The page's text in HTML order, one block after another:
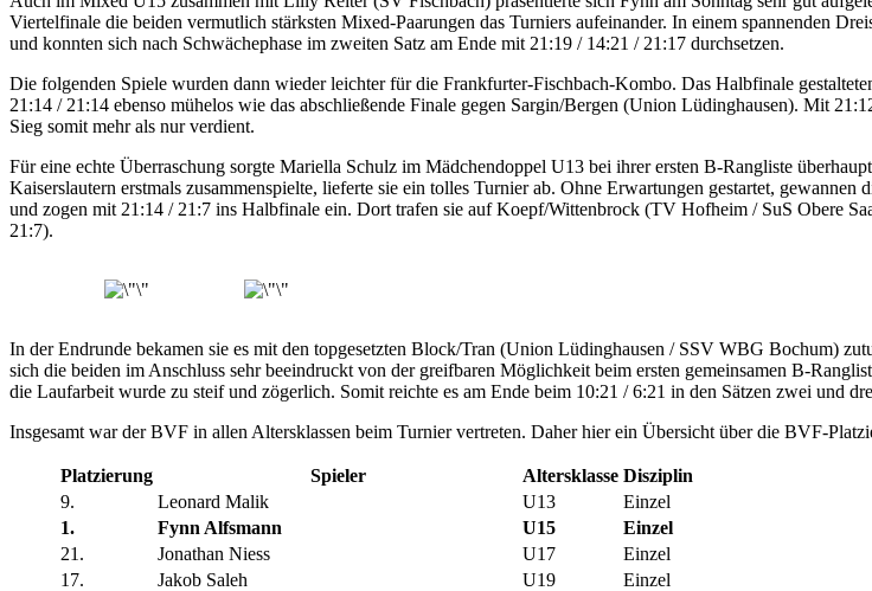
Viertelfinale die beiden vermutlich stärksten Mixed-Paarungen das Turniers aufeinander. In einem spannenden
und konnten sich nach Schwächephase im zweiten Satz am Ende mit 21:19 / 14:21 / 21:17 durchsetzen.
Die folgenden Spiele wurden dann wieder leichter für die Frankfurter-Fischbach-Kombo. Das Halbfinale
21:14 / 21:14 ebenso mühelos wie das abschließende Finale gegen Sargin/Bergen (Union Lüdinghausen). Mit
Sieg somit mehr als nur verdient.
Für eine echte Überraschung sorgte Mariella Schulz im Mädchendoppel U13 bei ihrer ersten B-Rangliste
Kaiserslautern erstmals zusammenspielte, lieferte sie ein tolles Turnier ab. Ohne Erwartungen gestartet,
und zogen mit 21:14 / 21:7 ins Halbfinale ein. Dort trafen sie auf Koepf/Wittenbrock (TV Hofheim / SuS Obere
21:7).
In der Endrunde bekamen sie es mit den topgesetzten Block/Tran (Union Lüdinghausen / SSV WBG Bochum)
sich die beiden im Anschluss sehr beeindruckt von der greifbaren Möglichkeit beim ersten gemeinsamen B-
die Laufarbeit wurde zu steif und zögerlich. Somit reichte es am Ende beim 10:21 / 6:21 in den Sätzen zwei und
Insgesamt war der BVF in allen Altersklassen beim Turnier vertreten. Daher hier ein Übersicht über die BVF-
Platzierung Spieler Altersklasse Disziplin
9.
Leonard Malik U13
Einzel
1.
Fynn Alfsmann U15
Einzel
21.
Jonathan Niess U17
Einzel
17.
Jakob Saleh U19
Einzel